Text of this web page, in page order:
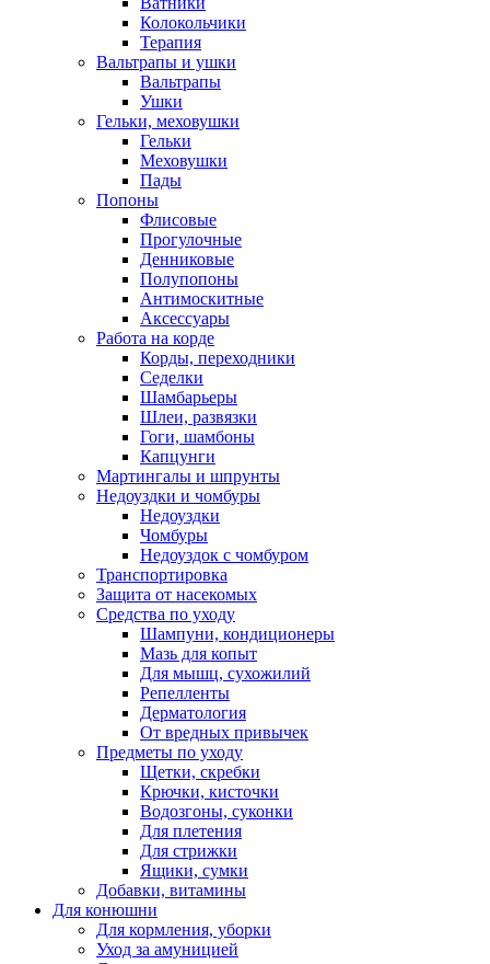
Колокольчики
Терапия
Вальтрапы и ушки
Вальтрапы
Ушки
Гельки, меховушки
Гельки
Меховушки
Пады
Попоны
Флисовые
Прогулочные
Денниковые
Полупопоны
Антимоскитные
Аксессуары
Работа на корде
Корды, переходники
Седелки
Шамбарьеры
Шлеи, развязки
Гоги, шамбоны
Капцунги
Мартингалы и шпрунты
Недоуздки и чомбуры
Недоуздки
Чомбуры
Недоуздок с чомбуром
Транспортировка
Защита от насекомых
Средства по уходу
Шампуни, кондиционеры
Мазь для копыт
Для мышц, сухожилий
Репелленты
Дерматология
От вредных привычек
Предметы по уходу
Щетки, скребки
Крючки, кисточки
Водозгоны, суконки
Для плетения
Для стрижки
Ящики, сумки
Добавки, витамины
Для конюшни
Для кормления, уборки
Уход за амуницией